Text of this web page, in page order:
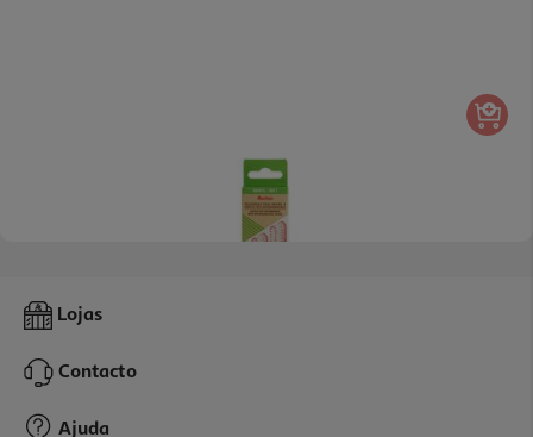
Recarga Escova Dentes Auchan Cabeça Trocável Sensível Suave
2un
1,59 €
Lojas
Contacto
Ajuda